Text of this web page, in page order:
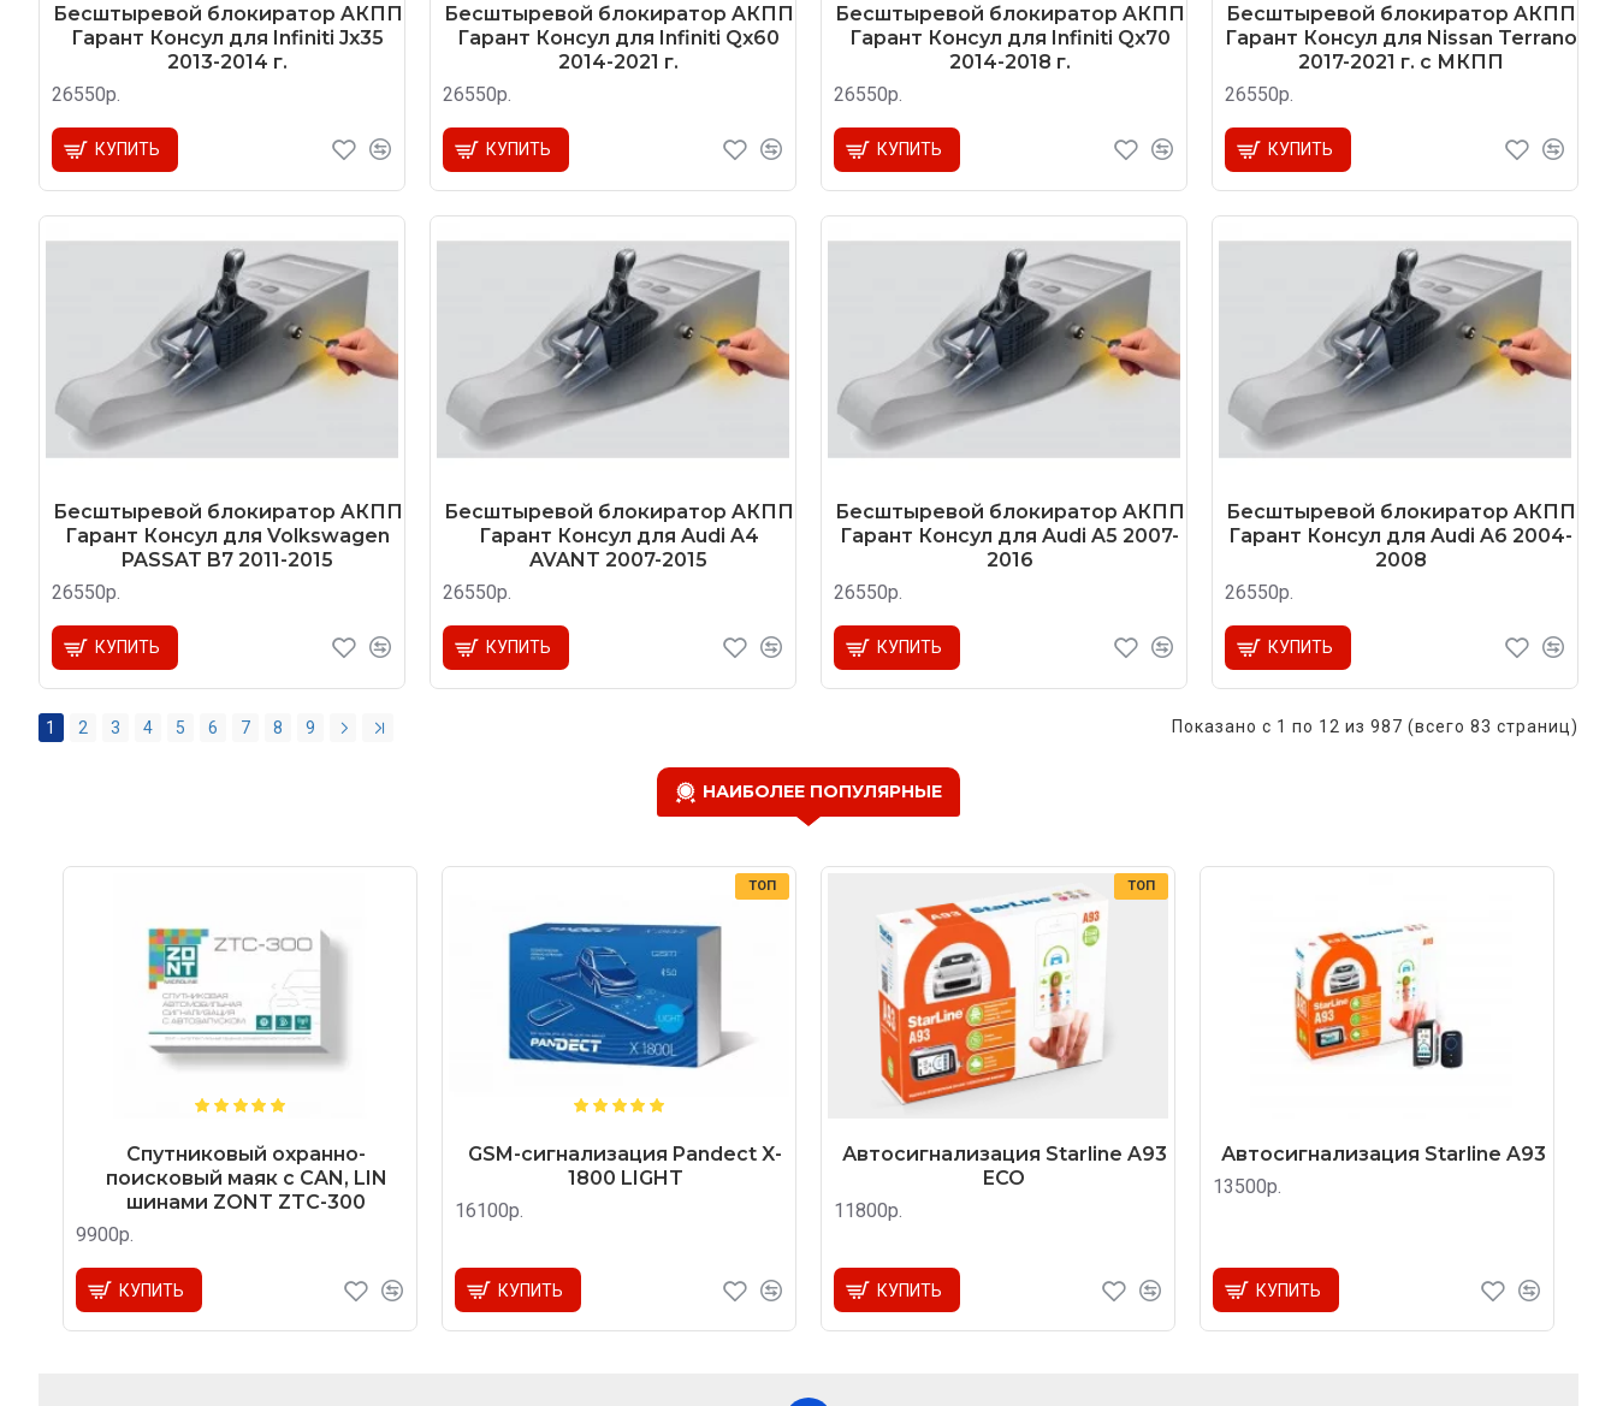
Бесштыревой блокиратор AКПП
Гарант Консул для Infiniti Jx35
2013-2014 г.
26550р.
КУПИТЬ
Бесштыревой блокиратор AКПП
Гарант Консул для Infiniti Qx60
2014-2021 г.
26550р.
КУПИТЬ
Бесштыревой блокиратор AКПП
Гарант Консул для Infiniti Qx70
2014-2018 г.
26550р.
КУПИТЬ
Бесштыревой блокиратор AКПП
Гарант Консул для Nissan Terrano
2017-2021 г. с МКПП
26550р.
КУПИТЬ
Бесштыревой блокиратор AКПП
Гарант Консул для Volkswagen
PASSAT B7 2011-2015
26550р.
КУПИТЬ
Бесштыревой блокиратор AКПП
Гарант Консул для Audi A4
AVANT 2007-2015
26550р.
КУПИТЬ
Бесштыревой блокиратор AКПП
Гарант Консул для Audi A5 2007-
2016
26550р.
КУПИТЬ
Бесштыревой блокиратор AКПП
Гарант Консул для Audi A6 2004-
2008
26550р.
КУПИТЬ
1 2 3 4 5 6 7 8 9 Показано с 1 по 12 из 987 (всего 83 страниц)
НАИБОЛЕЕ ПОПУЛЯРНЫЕ
Спутниковый охранно-
поисковый маяк с CAN, LIN
шинами ZONT ZTC-300
9900р.
КУПИТЬ
ТОП
GSM-сигнализация Pandect X-
1800 LIGHT
16100р.
КУПИТЬ
ТОП
Автосигнализация Starline A93
ECO
11800р.
КУПИТЬ
Автосигнализация Starline A93
13500р.
КУПИТЬ